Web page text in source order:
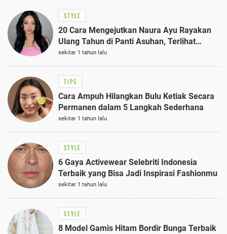
STYLE
20 Cara Mengejutkan Naura Ayu Rayakan
Ulang Tahun di Panti Asuhan, Terlihat
Anggun dengan Kaftan Cokelat
sekitar 1 tahun lalu
TIPS
Cara Ampuh Hilangkan Bulu Ketiak Secara
Permanen dalam 5 Langkah Sederhana
sekitar 1 tahun lalu
STYLE
6 Gaya Activewear Selebriti Indonesia
Terbaik yang Bisa Jadi Inspirasi Fashionmu
sekitar 1 tahun lalu
STYLE
8 Model Gamis Hitam Bordir Bunga Terbaik